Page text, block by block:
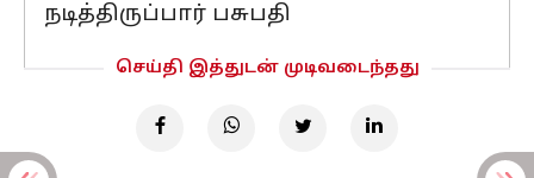
நடித்திருப்பார் பசுபதி
செய்தி இத்துடன் முடிவடைந்தது